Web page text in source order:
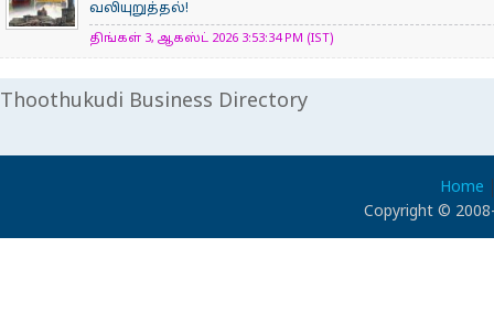
வலியுறுத்தல்!
திங்கள் 3, ஆகஸ்ட் 2026 3:53:34 PM (IST)
Thoothukudi Business Directory
Home
Copyright ©